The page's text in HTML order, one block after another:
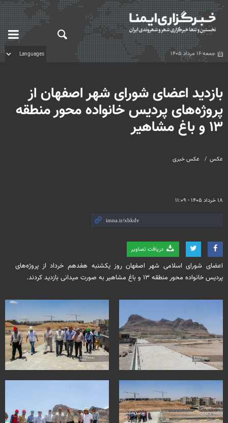
جمعه ۱۶ مرداد ۱۴۰۵
عکس عکس خبری
۱۸ خرداد ۱۴۰۵ - ۱۱:۰۹
دریافت تصاویر
بازدید اعضای شورای شهر اصفهان از
پروژه‌های پردیس خانواده محور منطقه
۱۳ و باغ مشاهیر
اعضای شورای اسلامی شهر اصفهان روز یکشنبه هفدهم خرداد از پروژه‌های
پردیس خانواده محور منطقه ۱۳ و باغ مشاهیر به صورت میدانی بازدید کردند.